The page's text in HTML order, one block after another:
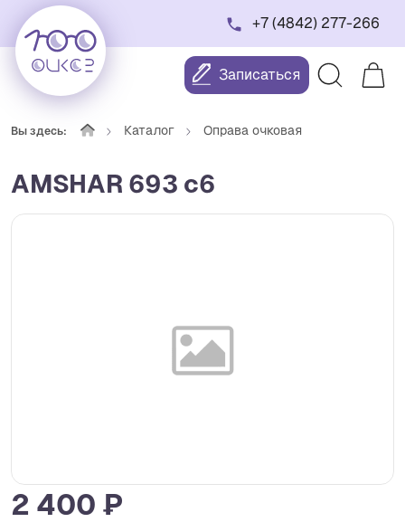
+7 (4842) 277-266
Записаться
Вы здесь: Каталог Оправа очковая
AMSHAR 693 c6
2 400 ₽